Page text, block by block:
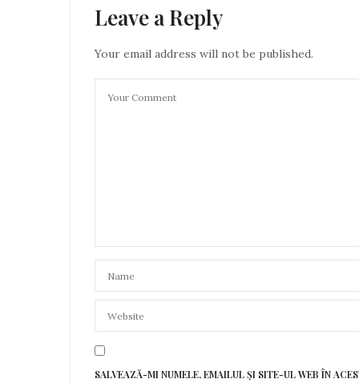
Leave a Reply
Your email address will not be published.
SALVEAZĂ-MI NUMELE, EMAILUL ȘI SITE-UL WEB ÎN